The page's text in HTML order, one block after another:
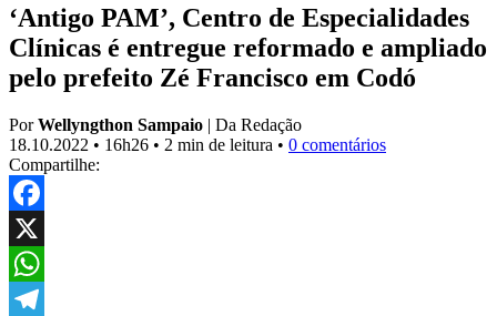
‘Antigo PAM’, Centro de Especialidades
Clínicas é entregue reformado e ampliado
pelo prefeito Zé Francisco em Codó
PorWellyngthon Sampaio | Da Redação
18.10.2022 • 16h26 • 2 min de leitura • 0 comentários
Compartilhe:
Facebook
X
WhatsApp